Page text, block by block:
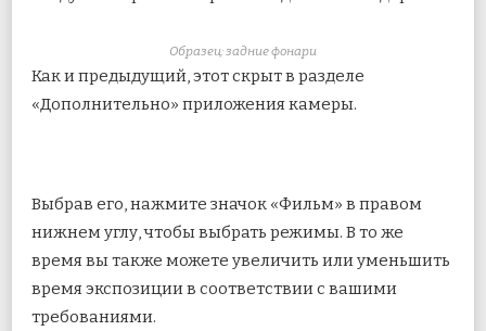
Образец: задние фонари
Как и предыдущий, этот скрыт в разделе
«Дополнительно» приложения камеры.
Выбрав его, нажмите значок «Фильм» в правом
нижнем углу, чтобы выбрать режимы. В то же
время вы также можете увеличить или уменьшить
время экспозиции в соответствии с вашими
требованиями.